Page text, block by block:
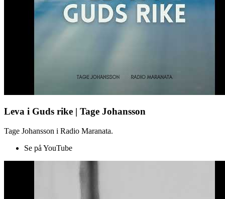
Leva i Guds rike | Tage Johansson
Tage Johansson i Radio Maranata.
Se på YouTube